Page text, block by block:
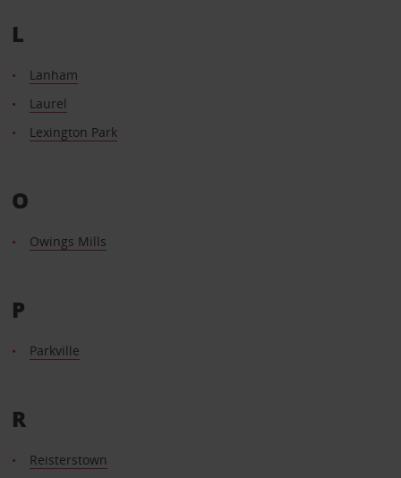
L
Lanham
Laurel
Lexington Park
O
Owings Mills
P
Parkville
R
Reisterstown